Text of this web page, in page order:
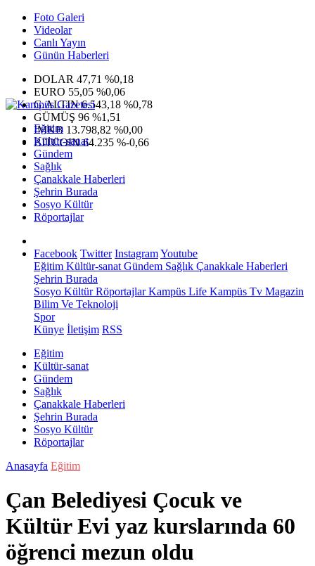
Foto Galeri
Videolar
Canlı Yayın
Günün Haberleri
DOLAR 47,71 %0,18
EURO 55,05 %0,06
G.ALTIN6.543,18 %0,78
GÜMÜŞ 96 %1,51
IMKB 13.798,82 %0,00
BITCOIN64.235 %-0,66
Eğitim
Kültür-sanat
Gündem
Sağlık
Çanakkale Haberleri
Şehrin Burada
Sosyo Kültür
Röportajlar
Facebook Twitter InstagramYoutube
Eğitim Kültür-sanat Gündem Sağlık Çanakkale Haberleri
Şehrin Burada
Sosyo KültürRöportajlarKampüs Life Kampüs Tv Magazin
Bilim Ve Teknoloji
Spor
Künye İletişim RSS
Eğitim
Kültür-sanat
Gündem
Sağlık
Çanakkale Haberleri
Şehrin Burada
Sosyo Kültür
Röportajlar
Anasayfa Eğitim
Çan Belediyesi Çocuk ve
Kültür Evi yaz kurslarında 60
öğrenci mezun oldu